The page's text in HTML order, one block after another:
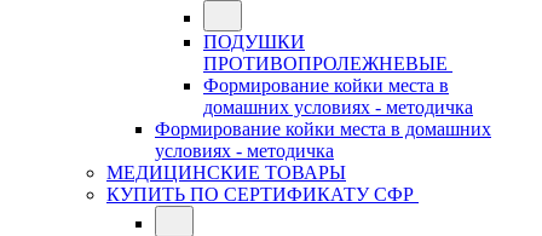
ПОДУШКИ
ПРОТИВОПРОЛЕЖНЕВЫЕ
Формирование койки места в
домашних условиях - методичка
Формирование койки места в домашних
условиях - методичка
МЕДИЦИНСКИЕ ТОВАРЫ
КУПИТЬ ПО СЕРТИФИКАТУ СФР